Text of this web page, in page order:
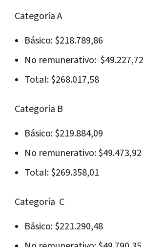
Categoría A
Básico: $218.789,86
No remunerativo:
Total: $268.017,58
Categoría B
Básico: $219.884,09
No remunerativo:
Total: $269.358,01
Categoría C
Básico: $221.290,48